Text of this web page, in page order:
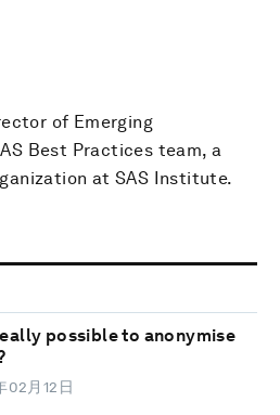
of Emerging
Best Practices team, a
at SAS Institute.
possible to anonymise
02月12日